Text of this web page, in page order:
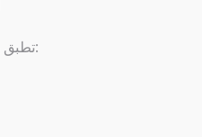
تطبق بلدية تيلبورغ قواعد تتعلق بما يلي: